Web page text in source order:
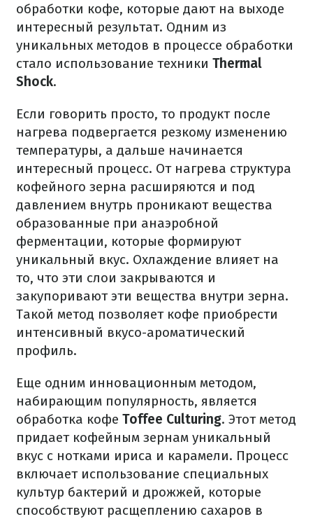
обработки кофе, которые дают на выходе
интересный результат. Одним из
уникальных методов в процессе обработки
стало использование техники Thermal
Shock.
Если говорить просто, то продукт после
нагрева подвергается резкому изменению
температуры, а дальше начинается
интересный процесс. От нагрева структура
кофейного зерна расширяются и под
давлением внутрь проникают вещества
образованные при анаэробной
ферментации, которые формируют
уникальный вкус. Охлаждение влияет на
то, что эти слои закрываются и
закупоривают эти вещества внутри зерна.
Такой метод позволяет кофе приобрести
интенсивный вкусо-ароматический
профиль.
Еще одним инновационным методом,
набирающим популярность, является
обработка кофе Toffee Culturing. Этот метод
придает кофейным зернам уникальный
вкус с нотками ириса и карамели. Процесс
включает использование специальных
культур бактерий и дрожжей, которые
способствуют расщеплению сахаров в